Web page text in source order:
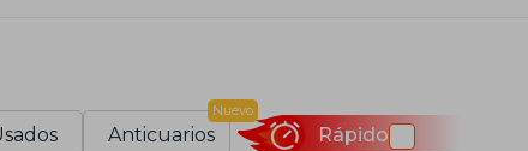
Anticuarios
Nuevo
Rápido